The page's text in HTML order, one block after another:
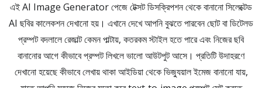
এই AI Image Generator পেজে টেক্সট ডিসক্রিপশন থেকে বানানো সিলেক্টেড
AI ছবির কালেকশন দেখানো হয়। এখানে দেখে আপনি বুঝতে পারবেন ছোট বা ডিটেলড
প্রম্পট বদলালে রেজাল্ট কেমন পাল্টায়, কতরকম স্টাইল হতে পারে এবং নিজের ছবি
বানানোর আগে কীভাবে প্রম্পট লিখলে ভালো আউটপুট আসে। প্রতিটি উদাহরণে
দেখানো হয়েছে কীভাবে লেখায় থাকা আইডিয়া থেকে ভিজ্যুয়াল ইমেজ বানানো যায়,